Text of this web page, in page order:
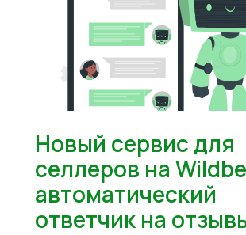
Новый сервис для
селлеров на
автоматический
ответчик на